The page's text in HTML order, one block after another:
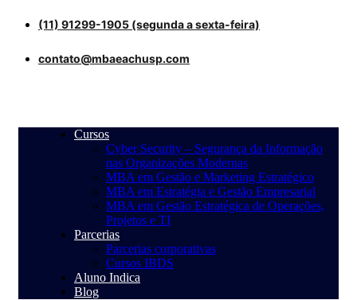
(11) 91299-1905 (segunda a sexta-feira)
contato@mbaeachusp.com
Cursos
Cyber Security – Segurança da Informação
nas Organizações Modernas
MBA em Gestão e Marketing Estratégico
MBA em Estratégia e Gestão Empresarial
MBA em Gestão Estratégica de Operações,
Projetos e TI
Parcerias
Parcerias corporativas
Cursos IBDS
Aluno Indica
Blog